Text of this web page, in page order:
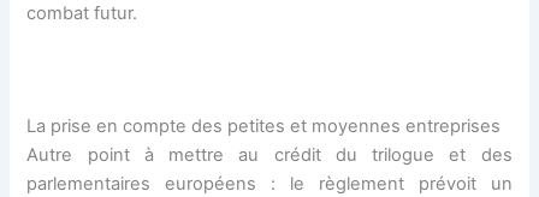
combat futur.
La prise en compte des petites et moyennes entreprises
Autre point à mettre au crédit du trilogue et des
parlementaires européens : le règlement prévoit un